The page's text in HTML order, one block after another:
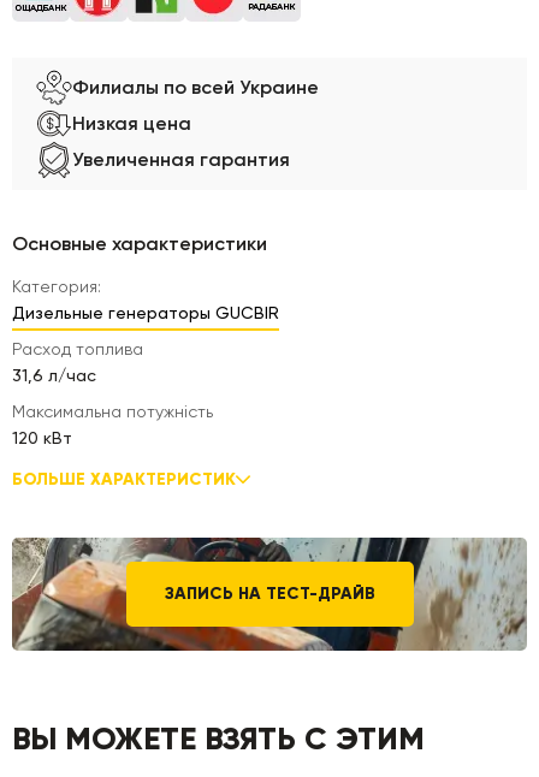
Филиалы по всей Украине
Низкая цена
Увеличенная гарантия
Основные характеристики
Категория:
Дизельные генераторы GUCBIR
Расход топлива
31,6 л/час
Максимальна потужність
120 кВт
БОЛЬШЕ ХАРАКТЕРИСТИК
ЗАПИСЬ НА ТЕСТ-ДРАЙВ
ВЫ МОЖЕТЕ ВЗЯТЬ С ЭТИМ